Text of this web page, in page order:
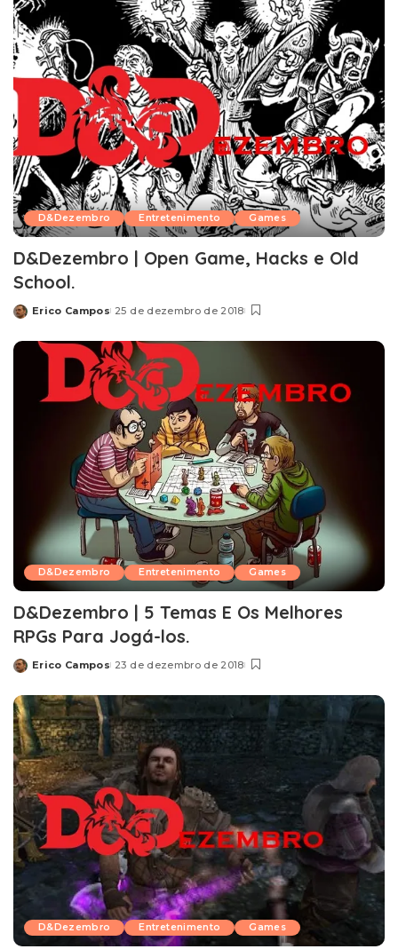
D&Dezembro Entretenimento Games
D&Dezembro | Open Game, Hacks e Old
School.
Posted
Erico Campos 25 de dezembro de 2018
D&Dezembro Entretenimento Games
D&Dezembro | 5 Temas E Os Melhores
RPGs Para Jogá-los.
Posted
Erico Campos 23 de dezembro de 2018
D&Dezembro Entretenimento Games